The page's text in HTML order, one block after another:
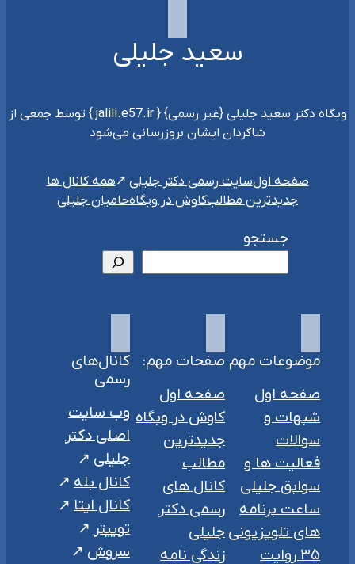
سعید جلیلی
وبگاه دکتر سعید جلیلی {غیر رسمی} { jalili.e57.ir } توسط جمعی از
شاگردان ایشان بروزرسانی می‌شود
صفحه اولسایت رسمی دکتر جلیلی
همه کانال ها
جدیدترین مطالبکاوش در وبگاهحامیان جلیلی
جستجو
موضوعات مهم
صفحه اول
شبهات و
سوالات
فعالیت ها و
سوابق جلیلی
ساعت برنامه
های تلویزیونی
۳۵ روایت
صفحات مهم:
صفحه اول
کاوش در وبگاه
جدیدترین
مطالب
کانال های
رسمی دکتر
جلیلی
زندگی نامه
کانال‌های
رسمی
وب سایت
اصلی دکتر
جلیلی
کانال بله
کانال ایتا
توییتر
سروش